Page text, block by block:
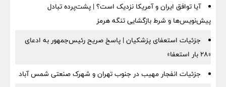
آیا توافق ایران و آمریکا نزدیک است؟ | پشت‌پرده تبادل
پیش‌نویس‌ها و شرط بازگشایی تنگه هرمز
جزئیات استعفای پزشکیان | پاسخ صریح رئیس‌جمهور به ادعای
«۲۸ بار استعفا»
جزئیات انفجار مهیب در جنوب تهران و شهرک صنعتی شمس آباد